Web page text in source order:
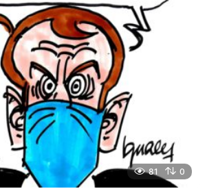
i
n
e
s
g
o
81 0